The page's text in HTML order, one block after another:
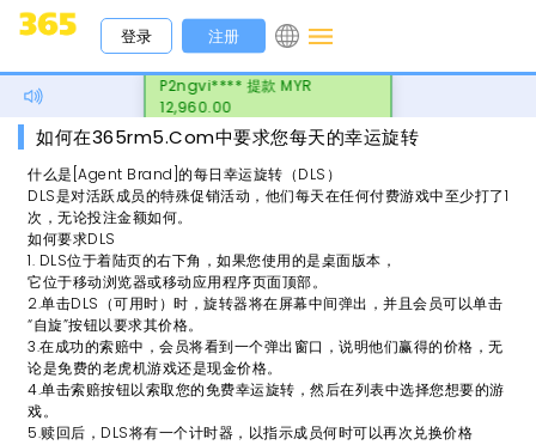
登录 注册
P2ngvi**** 提款 MYR
12,960.00
如何在365rm5.com中要求您每天的幸运旋转
什么是[Agent Brand]的每日幸运旋转（DLS）
DLS是对活跃成员的特殊促销活动，他们每天在任何付费游戏中至少打了1
次，无论投注金额如何。
如何要求DLS
1. DLS位于着陆页的右下角，如果您使用的是桌面版本，
它位于移动浏览器或移动应用程序页面顶部。
2.单击DLS（可用时）时，旋转器将在屏幕中间弹出，并且会员可以单击
“自旋”按钮以要求其价格。
3.在成功的索赔中，会员将看到一个弹出窗口，说明他们赢得的价格，无
论是免费的老虎机游戏还是现金价格。
4.单击索赔按钮以索取您的免费幸运旋转，然后在列表中选择您想要的游
戏。
5.赎回后，DLS将有一个计时器，以指示成员何时可以再次兑换价格